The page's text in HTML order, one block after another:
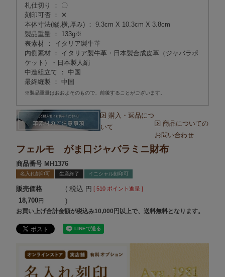
札仕切り ： 〇
刻印可否 ： ✕
本体寸法(縦,横,厚み) ： 9.3cm X 10.3cm X 3.8cm
製品重量 ： 133g※
表素材 ： イタリア製牛革
内側素材 ： イタリア製牛革・日本製合成皮革（ジャバラポ
ケット）・日本製人絹
中造組立て ： 中国
最終縫製 ： 中国
※製品重量はおおよそのもので、前後することがございます。
購入・返品につ
いて
商品についての
お問い合わせ
フェルモ がま口ジャバラミニ財布
商品番号 MH1376
名入れ刻印可 生産終了 イニシャル刻印可
販売価格
18,700
税込 [ 510 ポイント進呈 ]
お買い上げ合計金額が税込み10,000円以上で、送料無料となります。